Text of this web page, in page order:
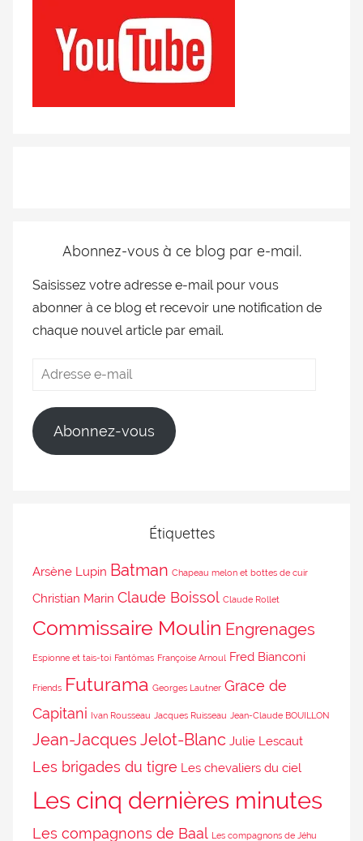
Abonnez-vous à ce blog par e-mail.
Saisissez votre adresse e-mail pour vous
abonner à ce blog et recevoir une notification de
chaque nouvel article par email.
Abonnez-vous
Étiquettes
Arsène Lupin Batman Chapeau melon et bottes de cuir
Christian Marin Claude Boissol Claude Rollet
Commissaire Moulin Engrenages
Espionne et tais-toi Fantômas Françoise Arnoul Fred Bianconi
Friends Futurama Georges Lautner Grace de
Capitani Ivan Rousseau Jacques Ruisseau Jean-Claude BOUILLON
Jean-Jacques Jelot-Blanc Julie Lescaut
Les brigades du tigre Les chevaliers du ciel
Les cinq dernières minutes
Les compagnons de Baal Les compagnons de Jéhu